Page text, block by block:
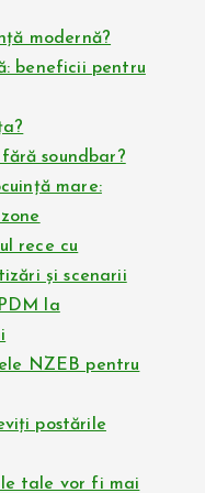
modernă?
beneficii pentru
soundbar?
mare:
rece cu
și scenarii
la
NZEB pentru
postările
tale vor fi mai